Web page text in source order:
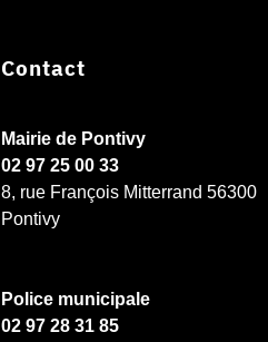
Contact
Mairie de Pontivy
02 97 25 00 33
8, rue François Mitterrand 56300
Pontivy
Police municipale
02 97 28 31 85